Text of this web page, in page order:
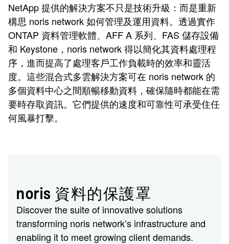
NetApp 提供的解決方案不只是技術升級：而是重新
構思 noris network 如何管理及運用資料。透過實作
ONTAP 資料管理軟體、AFF A 系列、FAS 儲存設備
和 Keystone， noris network得以簡化其資料處理程
序，進而提高了處理客戶工作負載時的效率和靈活
度。這些混合式多雲解決方案可在 noris network 的
多個資料中心之間順暢移動資料，確保隨時都能在需
要時存取資訊。它們提供的速度和可靠性可承受住任
何風暴打擊。
noris 資料的保護罩
Discover the suite of innovative solutions
transforming noris network’s infrastructure and
enabling it to meet growing client demands.